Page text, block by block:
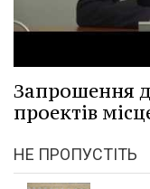
Запрошення
проектів
НЕ ПРОПУСТІТЬ